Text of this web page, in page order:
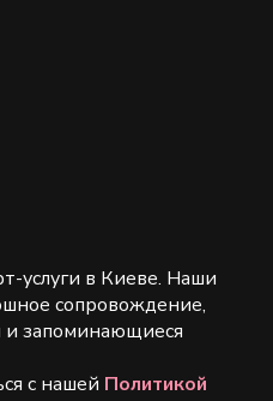
услуги в Киеве. Наши
сопровождение,
и запоминающиеся
с нашей Политикой